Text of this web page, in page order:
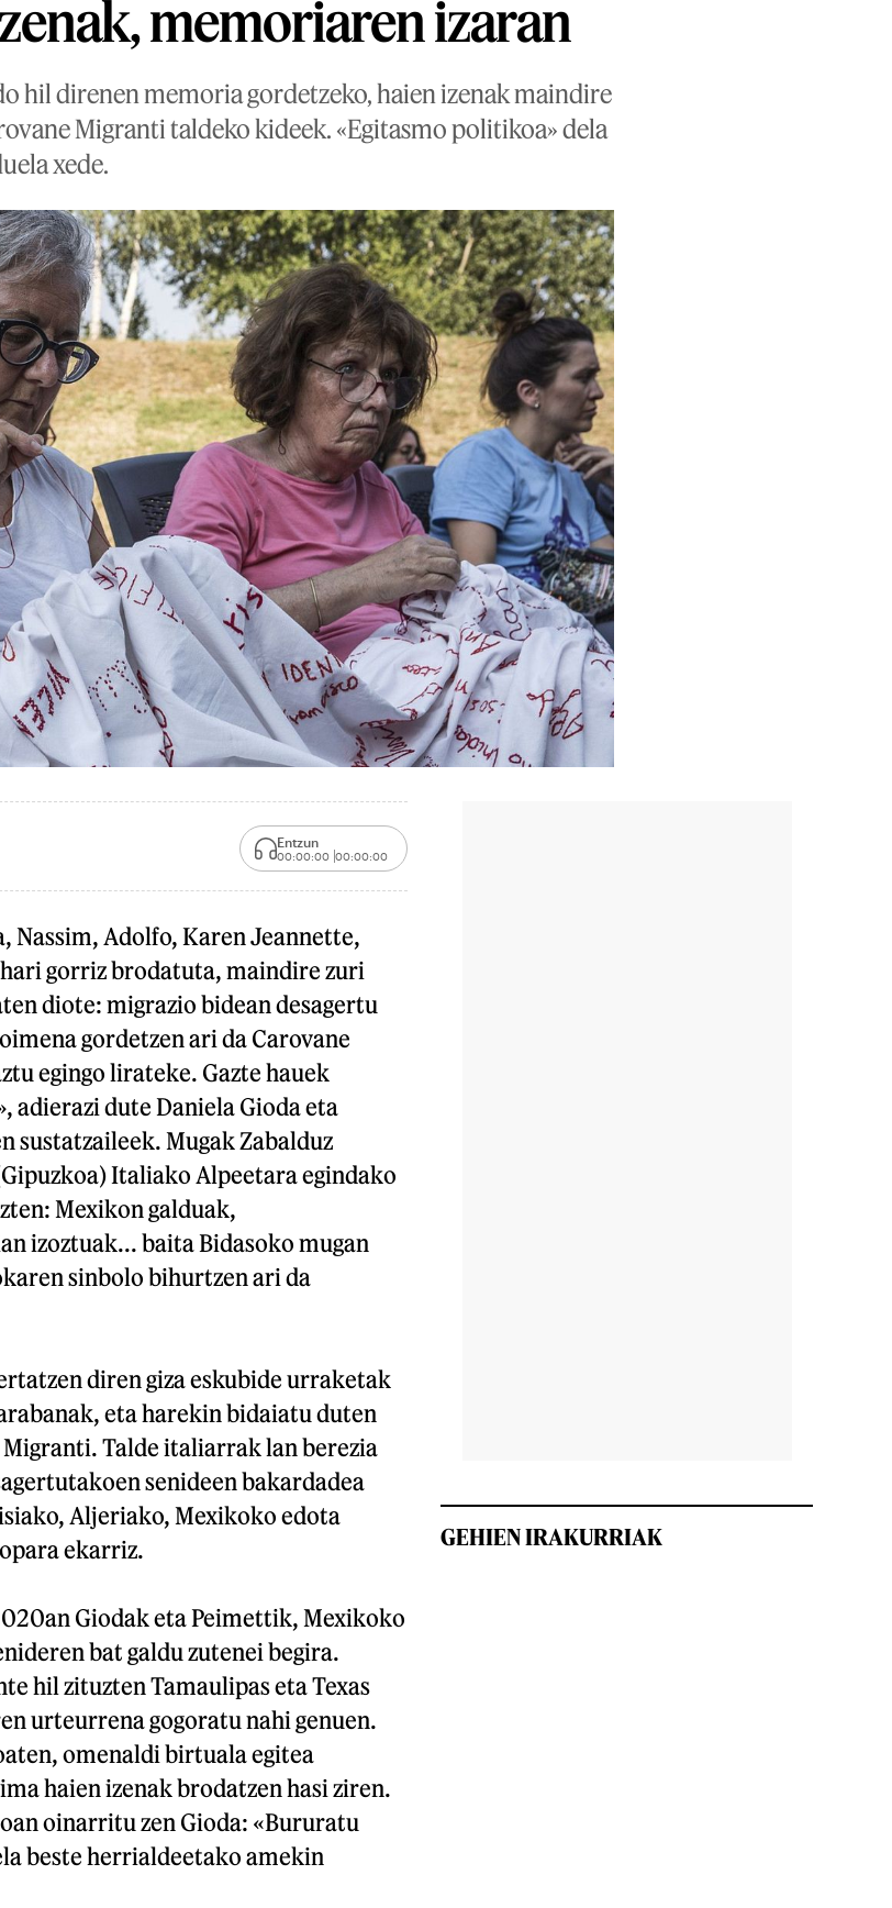
memoriaren izaran
hil direnen memoria gordetzeko, haien izenak maindire
Migranti taldeko kideek. «Egitasmo politikoa» dela
xede.
Entzun
00:00:00 00:00:00
Nassim, Adolfo, Karen Jeannette,
gorriz brodatuta, maindire zuri
diote: migrazio bidean desagertu
gordetzen ari da Carovane
egingo lirateke. Gazte hauek
adierazi dute Daniela Gioda eta
sustatzaileek. Mugak Zabalduz
Italiako Alpeetara egindako
Mexikon galduak,
izoztuak... baita Bidasoko mugan
sinbolo bihurtzen ari da
diren giza eskubide urraketak
eta harekin bidaiatu duten
Talde italiarrak lan berezia
senideen bakardadea
Aljeriako, Mexikoko edota
ekarriz.
Giodak eta Peimettik, Mexikoko
bat galdu zutenei begira.
hil zituzten Tamaulipas eta Texas
urteurrena gogoratu nahi genuen.
omenaldi birtuala egitea
haien izenak brodatzen hasi ziren.
oinarritu zen Gioda: «Bururatu
beste herrialdeetako amekin
GEHIEN IRAKURRIAK